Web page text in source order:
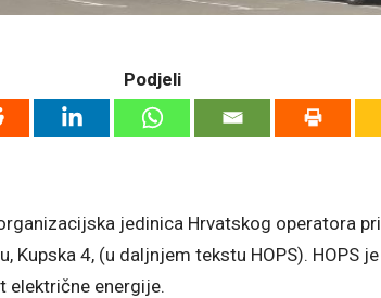
Podjeli
jedinica Hrvatskog operatora
Kupska 4, (u daljnjem tekstu HOPS). HOPS
električne energije.